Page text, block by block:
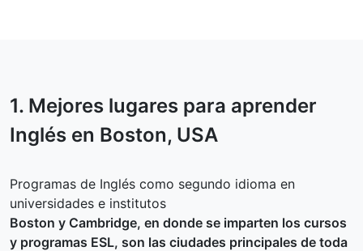
1. Mejores lugares para aprender
Inglés en Boston, USA
Programas de Inglés como segundo idioma en
universidades e institutos
Boston y Cambridge, en donde se imparten los cursos
y programas ESL, son las ciudades principales de toda